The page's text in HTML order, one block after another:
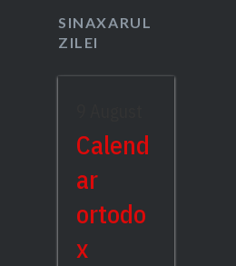
SINAXARUL
ZILEI
Calend
ar
ortodo
x